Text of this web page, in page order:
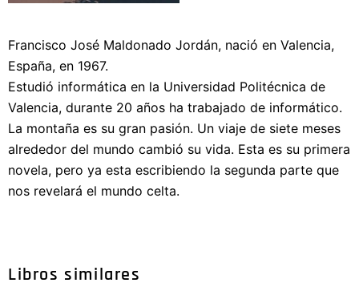
Francisco José Maldonado Jordán, nació en Valencia,
España, en 1967.
Estudió informática en la Universidad Politécnica de
Valencia, durante 20 años ha trabajado de informático.
La montaña es su gran pasión. Un viaje de siete meses
alrededor del mundo cambió su vida. Esta es su primera
novela, pero ya esta escribiendo la segunda parte que
nos revelará el mundo celta.
Libros similares